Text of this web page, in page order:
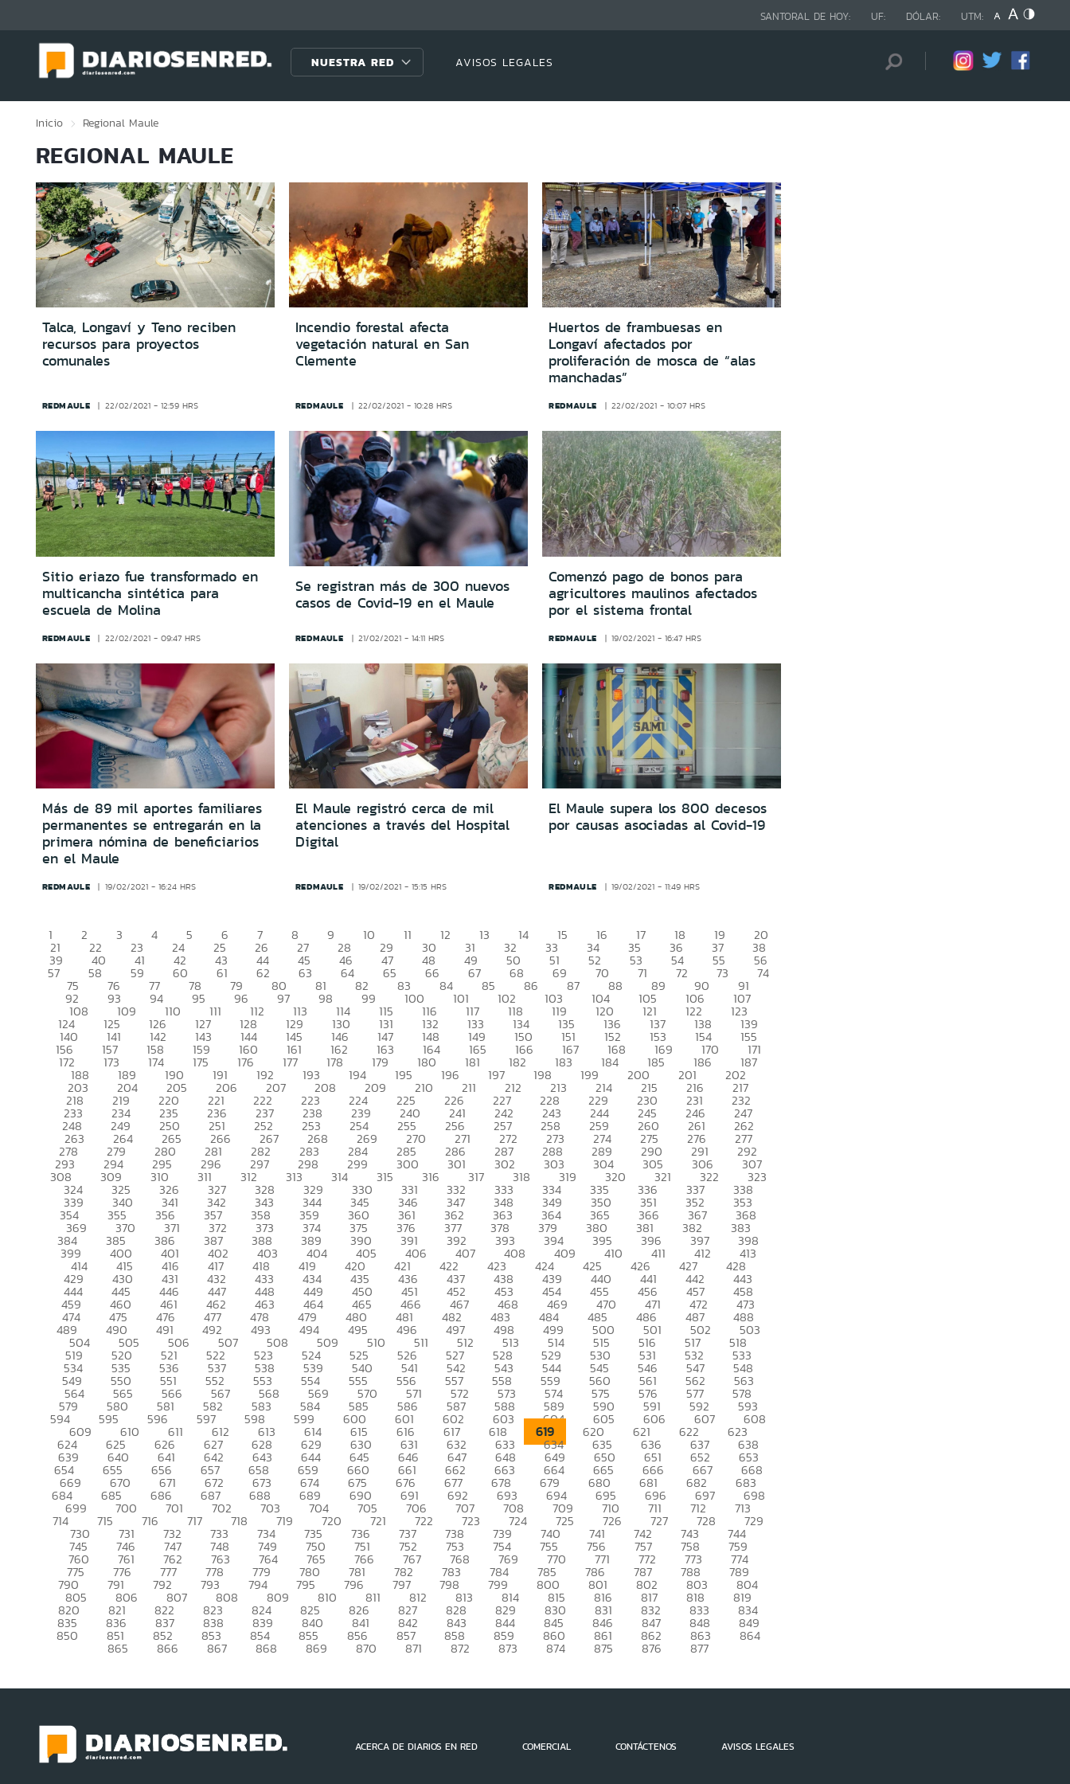
SANTORAL DE HOY: UF: DÓLAR: UTM:
NUESTRA RED AVISOS LEGALES
Inicio Regional Maule
REGIONAL MAULE
Talca, Longaví y Teno reciben
recursos para proyectos
comunales
REDMAULE 22/02/2021 - 12:59 HRS
Incendio forestal afecta
vegetación natural en San
Clemente
REDMAULE 22/02/2021 - 10:28 HRS
Huertos de frambuesas en
Longaví afectados por
proliferación de mosca de “alas
manchadas”
REDMAULE 22/02/2021 - 10:07 HRS
Sitio eriazo fue transformado en
multicancha sintética para
escuela de Molina
REDMAULE 22/02/2021 - 09:47 HRS
Se registran más de 300 nuevos
casos de Covid-19 en el Maule
REDMAULE 21/02/2021 - 14:11 HRS
Comenzó pago de bonos para
agricultores maulinos afectados
por el sistema frontal
REDMAULE 19/02/2021 - 16:47 HRS
Más de 89 mil aportes familiares
permanentes se entregarán en la
primera nómina de beneficiarios
en el Maule
REDMAULE 19/02/2021 - 16:24 HRS
El Maule registró cerca de mil
atenciones a través del Hospital
Digital
REDMAULE 19/02/2021 - 15:15 HRS
El Maule supera los 800 decesos
por causas asociadas al Covid-19
REDMAULE 19/02/2021 - 11:49 HRS
1 2 3 4 5 6 7 8 9 10 11 12 13 14 15 16 17 18 19 20
21 22 23 24 25 26 27 28 29 30 31 32 33 34 35 36 37 38
39 40 41 42 43 44 45 46 47 48 49 50 51 52 53 54 55 56
57 58 59 60 61 62 63 64 65 66 67 68 69 70 71 72 73 74
75 76 77 78 79 80 81 82 83 84 85 86 87 88 89 90 91
92 93 94 95 96 97 98 99 100 101 102 103 104 105 106 107
108 109 110 111 112 113 114 115 116 117 118 119 120 121 122 123
124 125 126 127 128 129 130 131 132 133 134 135 136 137 138 139
140 141 142 143 144 145 146 147 148 149 150 151 152 153 154 155
156 157 158 159 160 161 162 163 164 165 166 167 168 169 170 171
172 173 174 175 176 177 178 179 180 181 182 183 184 185 186 187
188 189 190 191 192 193 194 195 196 197 198 199 200 201 202
203 204 205 206 207 208 209 210 211 212 213 214 215 216 217
218 219 220 221 222 223 224 225 226 227 228 229 230 231 232
233 234 235 236 237 238 239 240 241 242 243 244 245 246 247
248 249 250 251 252 253 254 255 256 257 258 259 260 261 262
263 264 265 266 267 268 269 270 271 272 273 274 275 276 277
278 279 280 281 282 283 284 285 286 287 288 289 290 291 292
293 294 295 296 297 298 299 300 301 302 303 304 305 306 307
308 309 310 311 312 313 314 315 316 317 318 319 320 321 322 323
324 325 326 327 328 329 330 331 332 333 334 335 336 337 338
339 340 341 342 343 344 345 346 347 348 349 350 351 352 353
354 355 356 357 358 359 360 361 362 363 364 365 366 367 368
369 370 371 372 373 374 375 376 377 378 379 380 381 382 383
384 385 386 387 388 389 390 391 392 393 394 395 396 397 398
399 400 401 402 403 404 405 406 407 408 409 410 411 412 413
414 415 416 417 418 419 420 421 422 423 424 425 426 427 428
429 430 431 432 433 434 435 436 437 438 439 440 441 442 443
444 445 446 447 448 449 450 451 452 453 454 455 456 457 458
459 460 461 462 463 464 465 466 467 468 469 470 471 472 473
474 475 476 477 478 479 480 481 482 483 484 485 486 487 488
489 490 491 492 493 494 495 496 497 498 499 500 501 502 503
504 505 506 507 508 509 510 511 512 513 514 515 516 517 518
519 520 521 522 523 524 525 526 527 528 529 530 531 532 533
534 535 536 537 538 539 540 541 542 543 544 545 546 547 548
549 550 551 552 553 554 555 556 557 558 559 560 561 562 563
564 565 566 567 568 569 570 571 572 573 574 575 576 577 578
579 580 581 582 583 584 585 586 587 588 589 590 591 592 593
594 595 596 597 598 599 600 601 602 603 604 605 606 607 608
609 610 611 612 613 614 615 616 617 618 619 620 621 622 623
624 625 626 627 628 629 630 631 632 633 634 635 636 637 638
639 640 641 642 643 644 645 646 647 648 649 650 651 652 653
654 655 656 657 658 659 660 661 662 663 664 665 666 667 668
669 670 671 672 673 674 675 676 677 678 679 680 681 682 683
684 685 686 687 688 689 690 691 692 693 694 695 696 697 698
699 700 701 702 703 704 705 706 707 708 709 710 711 712 713
714 715 716 717 718 719 720 721 722 723 724 725 726 727 728 729
730 731 732 733 734 735 736 737 738 739 740 741 742 743 744
745 746 747 748 749 750 751 752 753 754 755 756 757 758 759
760 761 762 763 764 765 766 767 768 769 770 771 772 773 774
775 776 777 778 779 780 781 782 783 784 785 786 787 788 789
790 791 792 793 794 795 796 797 798 799 800 801 802 803 804
805 806 807 808 809 810 811 812 813 814 815 816 817 818 819
820 821 822 823 824 825 826 827 828 829 830 831 832 833 834
835 836 837 838 839 840 841 842 843 844 845 846 847 848 849
850 851 852 853 854 855 856 857 858 859 860 861 862 863 864
865 866 867 868 869 870 871 872 873 874 875 876 877
ACERCA DE DIARIOS EN RED COMERCIAL CONTÁCTENOS AVISOS LEGALES